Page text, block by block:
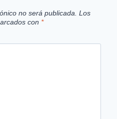
no será publicada. Los
con *